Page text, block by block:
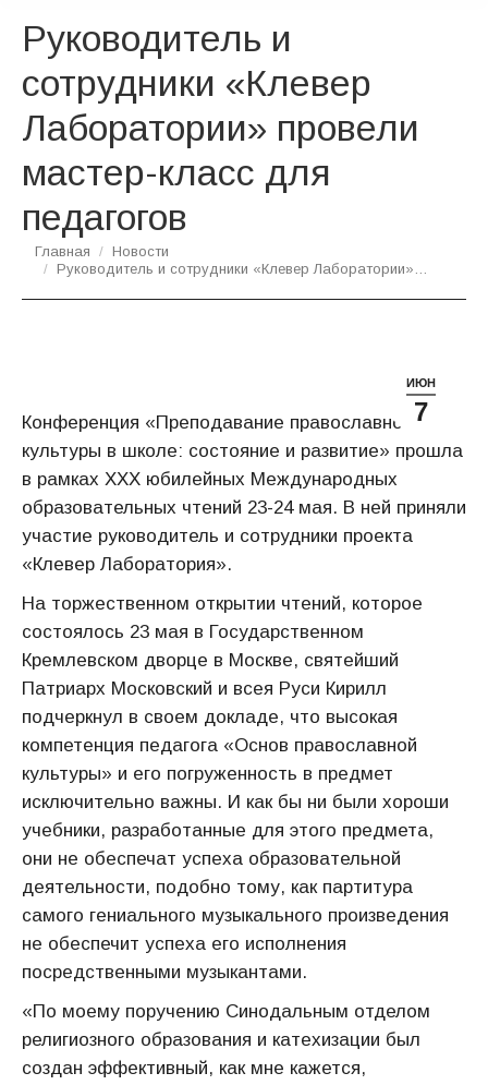
Руководитель и
сотрудники «Клевер
Лаборатории» провели
мастер-класс для
педагогов
Вы здесь:
Главная
Новости
Руководитель и сотрудники «Клевер Лаборатории»…
ИЮН
7
Конференция «Преподавание православной
культуры в школе: состояние и развитие» прошла
в рамках XXX юбилейных Международных
образовательных чтений 23-24 мая. В ней приняли
участие руководитель и сотрудники проекта
«Клевер Лаборатория».
На торжественном открытии чтений, которое
состоялось 23 мая в Государственном
Кремлевском дворце в Москве, святейший
Патриарх Московский и всея Руси Кирилл
подчеркнул в своем докладе, что высокая
компетенция педагога «Основ православной
культуры» и его погруженность в предмет
исключительно важны. И как бы ни были хороши
учебники, разработанные для этого предмета,
они не обеспечат успеха образовательной
деятельности, подобно тому, как партитура
самого гениального музыкального произведения
не обеспечит успеха его исполнения
посредственными музыкантами.
«По моему поручению Синодальным отделом
религиозного образования и катехизации был
создан эффективный, как мне кажется,